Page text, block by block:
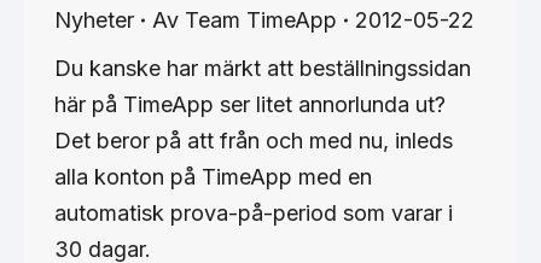
Nyheter Av Team TimeApp
2012-05-22
Du kanske har märkt att beställningssidan
här på TimeApp ser litet annorlunda ut?
Det beror på att från och med nu, inleds
alla konton på TimeApp med en
automatisk prova-på-period som varar i
30 dagar.